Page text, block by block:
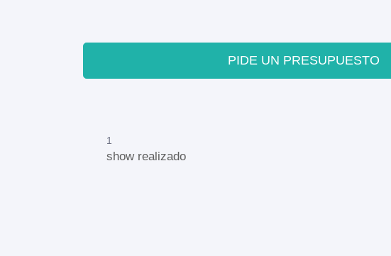
PIDE UN PRESUPUESTO
1
show realizado